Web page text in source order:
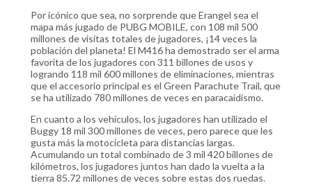
Por icónico que sea, no sorprende que Erangel sea el
mapa más jugado de PUBG MOBILE, con 108 mil 500
millones de visitas totales de jugadores, ¡14 veces la
población del planeta! El M416 ha demostrado ser el arma
favorita de los jugadores con 311 billones de usos y
logrando 118 mil 600 millones de eliminaciones, mientras
que el accesorio principal es el Green Parachute Trail, que
se ha utilizado 780 millones de veces en paracaidismo.
En cuanto a los vehículos, los jugadores han utilizado el
Buggy 18 mil 300 millones de veces, pero parece que les
gusta más la motocicleta para distancias largas.
Acumulando un total combinado de 3 mil 420 billones de
kilómetros, los jugadores juntos han dado la vuelta a la
tierra 85.72 millones de veces sobre estas dos ruedas.